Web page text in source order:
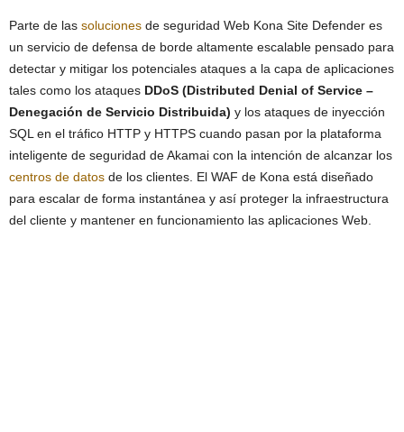
Parte de las soluciones de seguridad Web Kona Site Defender es
un servicio de defensa de borde altamente escalable pensado para
detectar y mitigar los potenciales ataques a la capa de aplicaciones
tales como los ataques DDoS (Distributed Denial of Service –
Denegación de Servicio Distribuida) y los ataques de inyección
SQL en el tráfico HTTP y HTTPS cuando pasan por la plataforma
inteligente de seguridad de Akamai con la intención de alcanzar los
centros de datos de los clientes. El WAF de Kona está diseñado
para escalar de forma instantánea y así proteger la infraestructura
del cliente y mantener en funcionamiento las aplicaciones Web.